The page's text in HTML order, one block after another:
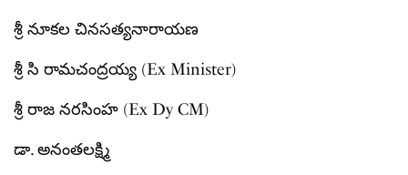
శ్రీ నూకల చినసత్యనారాయణ
శ్రీ సి రామచంద్రయ్య (Ex Minister)
శ్రీ రాజ నరసింహ (Ex Dy CM)
డా. అనంతలక్ష్మి